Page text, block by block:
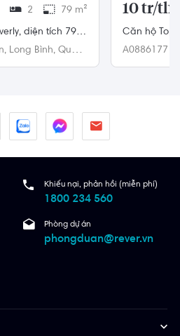
2 79 m²
diện tích 79
Long Bình, Quận
10 tr/
Căn hộ
có nội thất.
A0886177
Khiếu nại, phản hồi (miễn phí)
1800 234 560
Phòng dự án
phongduan@rever.vn